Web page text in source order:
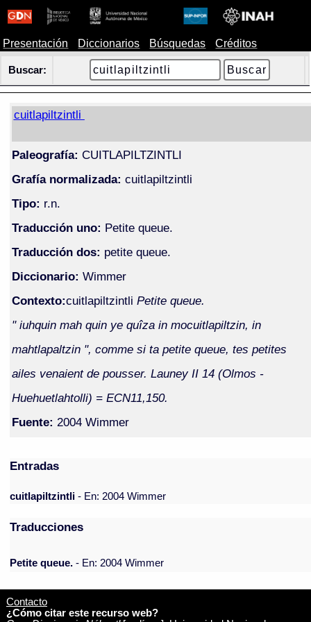
Presentación Diccionarios Búsquedas Créditos
Buscar:
cuitlapiltzintli
Paleografía: CUITLAPILTZINTLI
Grafía normalizada: cuitlapiltzintli
Tipo: r.n.
Traducción uno: Petite queue.
Traducción dos: petite queue.
Diccionario: Wimmer
Contexto:cuitlapiltzintli Petite queue.
" iuhquin mah quin ye quîza in mocuitlapiltzin, in
mahtlapaltzin ", comme si ta petite queue, tes petites
ailes venaient de pousser. Launey II 14 (Olmos -
Huehuetlahtolli) = ECN11,150.
Fuente: 2004 Wimmer
Entradas
cuitlapiltzintli- En: 2004 Wimmer
Traducciones
Petite queue. - En: 2004 Wimmer
Contacto
¿Cómo citar este recurso web?